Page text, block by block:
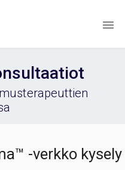
-verkko kysely